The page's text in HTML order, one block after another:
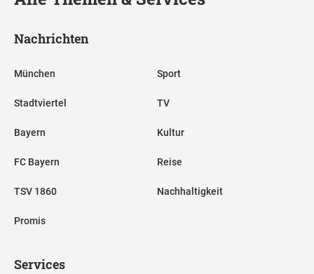
Nachrichten
München
Stadtviertel
Bayern
FC Bayern
TSV 1860
Promis
Sport
TV
Kultur
Reise
Nachhaltigkeit
Services